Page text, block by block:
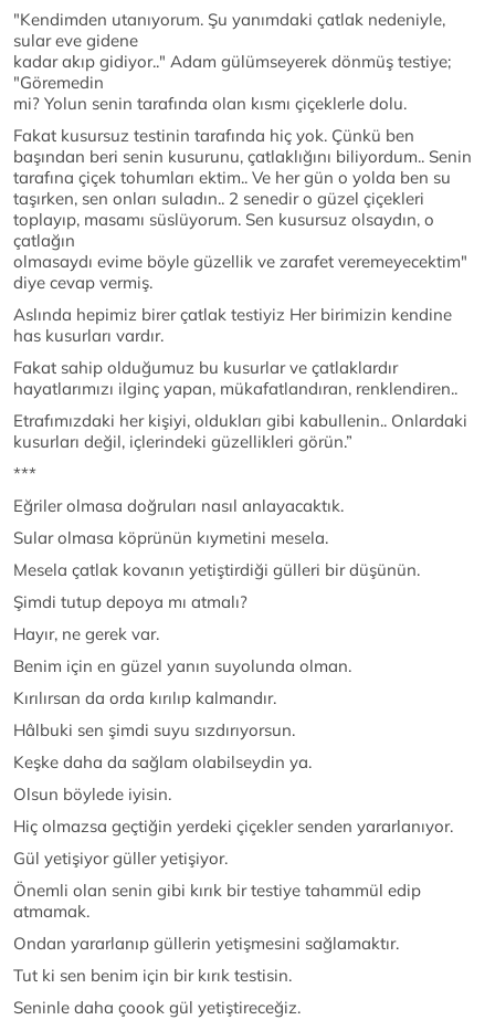
"Kendimden utanıyorum. Şu yanımdaki çatlak nedeniyle,
sular eve gidene
kadar akıp gidiyor.." Adam gülümseyerek dönmüş testiye;
"Göremedin
mi? Yolun senin tarafında olan kısmı çiçeklerle dolu.
Fakat kusursuz testinin tarafında hiç yok. Çünkü ben
başından beri senin kusurunu, çatlaklığını biliyordum.. Senin
tarafına çiçek tohumları ektim.. Ve her gün o yolda ben su
taşırken, sen onları suladın.. 2 senedir o güzel çiçekleri
toplayıp, masamı süslüyorum. Sen kusursuz olsaydın, o
çatlağın
olmasaydı evime böyle güzellik ve zarafet veremeyecektim"
diye cevap vermiş.
Aslında hepimiz birer çatlak testiyiz Her birimizin kendine
has kusurları vardır.
Fakat sahip olduğumuz bu kusurlar ve çatlaklardır
hayatlarımızı ilginç yapan, mükafatlandıran, renklendiren..
Etrafımızdaki her kişiyi, oldukları gibi kabullenin.. Onlardaki
kusurları değil, içlerindeki güzellikleri görün.”
***
Eğriler olmasa doğruları nasıl anlayacaktık.
Sular olmasa köprünün kıymetini mesela.
Mesela çatlak kovanın yetiştirdiği gülleri bir düşünün.
Şimdi tutup depoya mı atmalı?
Hayır, ne gerek var.
Benim için en güzel yanın suyolunda olman.
Kırılırsan da orda kırılıp kalmandır.
Hâlbuki sen şimdi suyu sızdırıyorsun.
Keşke daha da sağlam olabilseydin ya.
Olsun böylede iyisin.
Hiç olmazsa geçtiğin yerdeki çiçekler senden yararlanıyor.
Gül yetişiyor güller yetişiyor.
Önemli olan senin gibi kırık bir testiye tahammül edip
atmamak.
Ondan yararlanıp güllerin yetişmesini sağlamaktır.
Tut ki sen benim için bir kırık testisin.
Seninle daha çoook gül yetiştireceğiz.